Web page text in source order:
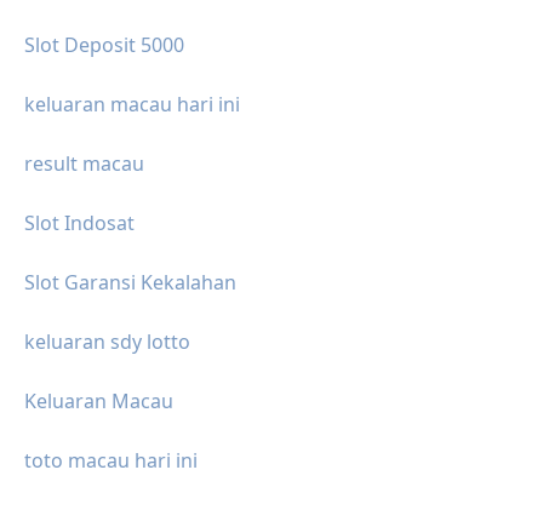
Slot Deposit 5000
keluaran macau hari ini
result macau
Slot Indosat
Slot Garansi Kekalahan
keluaran sdy lotto
Keluaran Macau
toto macau hari ini